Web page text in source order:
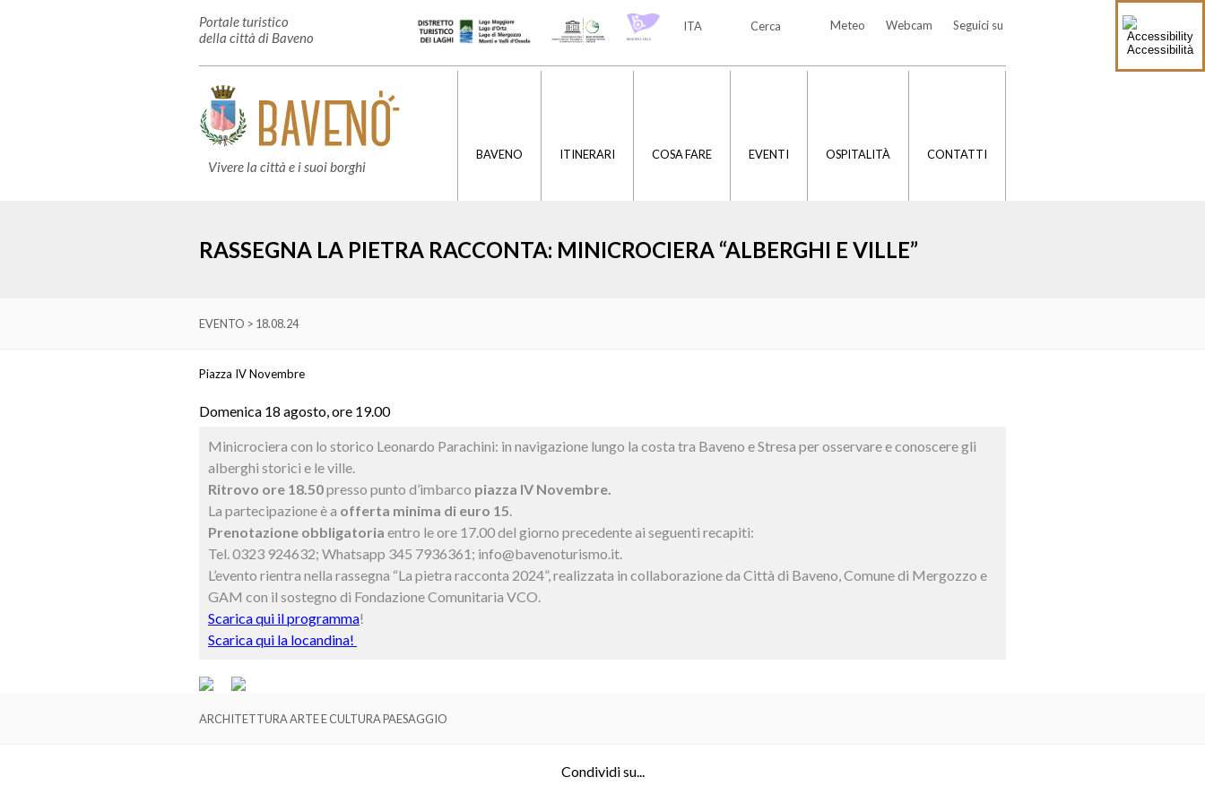
Accessibilità
Portale turistico
della città di Baveno
Seguici su
Webcam
Meteo
Cerca
ITA
Vivere la città e i suoi borghi
BAVENO ITINERARI COSA FARE EVENTI OSPITALITÀ CONTATTI
RASSEGNA LA PIETRA RACCONTA: MINICROCIERA “ALBERGHI E VILLE”
EVENTO > 18.08.24
Piazza IV Novembre
Domenica 18 agosto, ore 19.00
Minicrociera con lo storico Leonardo Parachini: in navigazione lungo la costa tra Baveno e Stresa per osservare e conoscere gli
alberghi storici e le ville.
Ritrovo ore 18.50presso punto d’imbarco piazza IV Novembre.
La partecipazione è a offerta minima di euro 15.
Prenotazione obbligatoria entro le ore 17.00 del giorno precedente ai seguenti recapiti:
Tel. 0323 924632; Whatsapp 345 7936361; info@bavenoturismo.it.
L’evento rientra nella rassegna “La pietra racconta 2024”, realizzata in collaborazione da Città di Baveno, Comune di Mergozzo e
GAM con il sostegno di Fondazione Comunitaria VCO.
Scarica qui il programma!
Scarica qui la locandina!
ARCHITETTURA ARTE E CULTURA PAESAGGIO
Condividi su...